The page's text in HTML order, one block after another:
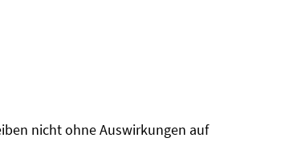
nicht ohne Auswirkungen auf